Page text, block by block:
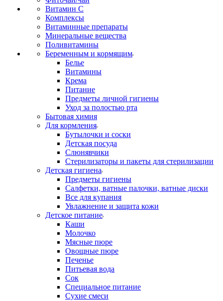
Витамин С
Комплексы
Витаминные препараты
Минеральные вещества
Поливитамины
Беременным и кормящим
Белье
Витамины
Крема
Питание
Предметы личной гигиены
Уход за полостью рта
Бытовая химия
Для кормления
Бутылочки и соски
Детская посуда
Слюнявчики
Стерилизаторы и пакеты для стерилизации
Детская гигиена
Предметы гигиены
Салфетки, ватные палочки, ватные диски
Все для купания
Увлажнение и защита кожи
Детское питание
Каши
Молочко
Мясные пюре
Овощные пюре
Печенье
Питьевая вода
Сок
Специальное питание
Сухие смеси